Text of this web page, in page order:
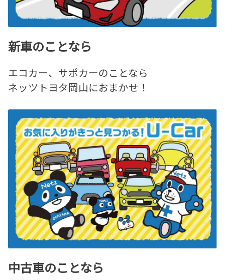
新車のことなら
エコカー、サポカーのことなら
ネッツトヨタ岡山におまかせ！
中古車のことなら